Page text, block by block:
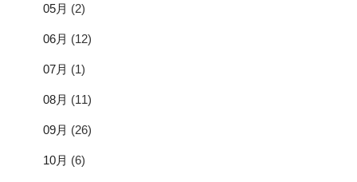
05月 (2)
06月 (12)
07月 (1)
08月 (11)
09月 (26)
10月 (6)